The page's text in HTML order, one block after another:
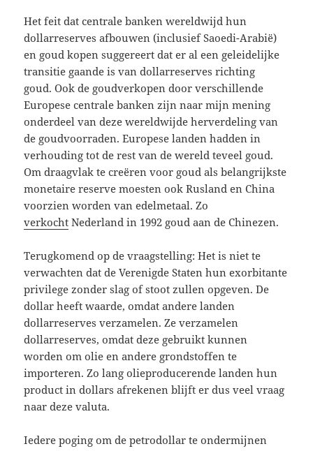
Het feit dat centrale banken wereldwijd hun
dollarreserves afbouwen (inclusief Saoedi-Arabië)
en goud kopen suggereert dat er al een geleidelijke
transitie gaande is van dollarreserves richting
goud. Ook de goudverkopen door verschillende
Europese centrale banken zijn naar mijn mening
onderdeel van deze wereldwijde herverdeling van
de goudvoorraden. Europese landen hadden in
verhouding tot de rest van de wereld teveel goud.
Om draagvlak te creëren voor goud als belangrijkste
monetaire reserve moesten ook Rusland en China
voorzien worden van edelmetaal. Zo
verkocht Nederland in 1992 goud aan de Chinezen.
Terugkomend op de vraagstelling: Het is niet te
verwachten dat de Verenigde Staten hun exorbitante
privilege zonder slag of stoot zullen opgeven. De
dollar heeft waarde, omdat andere landen
dollarreserves verzamelen. Ze verzamelen
dollarreserves, omdat deze gebruikt kunnen
worden om olie en andere grondstoffen te
importeren. Zo lang olieproducerende landen hun
product in dollars afrekenen blijft er dus veel vraag
naar deze valuta.
Iedere poging om de petrodollar te ondermijnen